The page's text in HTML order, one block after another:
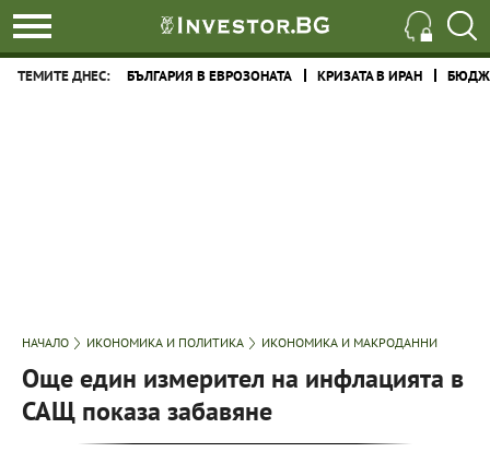
ТЕМИТЕ ДНЕС: БЪЛГАРИЯ В ЕВРОЗОНАТА КРИЗАТА В ИРАН
НАЧАЛО ИКОНОМИКА И ПОЛИТИКА ИКОНОМИКА И МАКРОДАННИ
Още един измерител на инфлацията в
САЩ показа забавяне